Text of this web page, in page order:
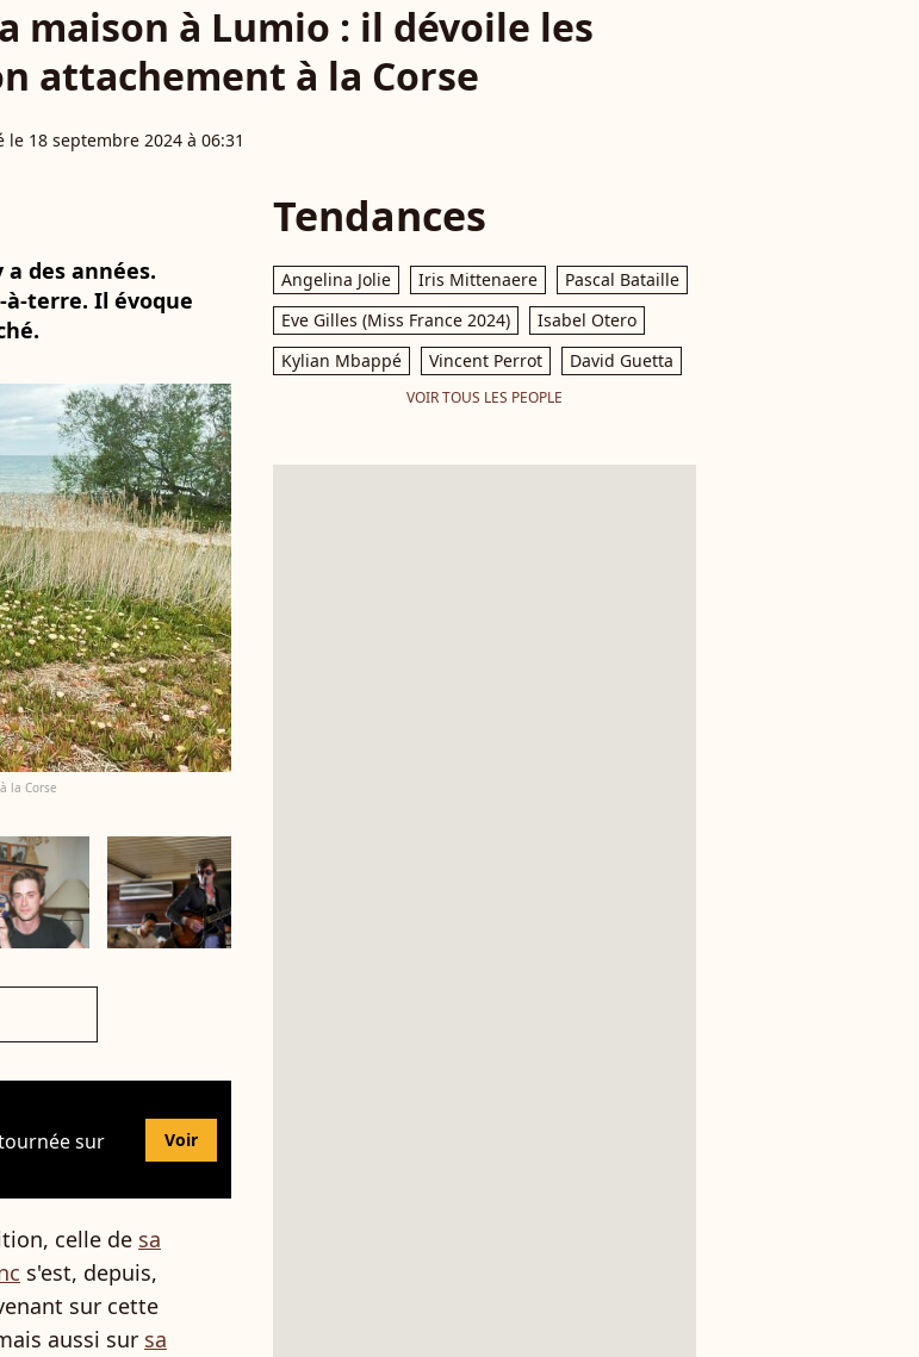
maison à Lumio : il dévoile les
attachement à la Corse
le 18 septembre 2024 à 06:31
des années.
à-terre. Il évoque
la Corse
sur
Voir
celle de sa
s'est, depuis,
sur cette
aussi sur sa
Tendances
Angelina Jolie Iris Mittenaere
Pascal Bataille
Eve Gilles (Miss France 2024)
Isabel Otero
Kylian Mbappé
Vincent Perrot David Guetta
VOIR TOUS LES PEOPLE